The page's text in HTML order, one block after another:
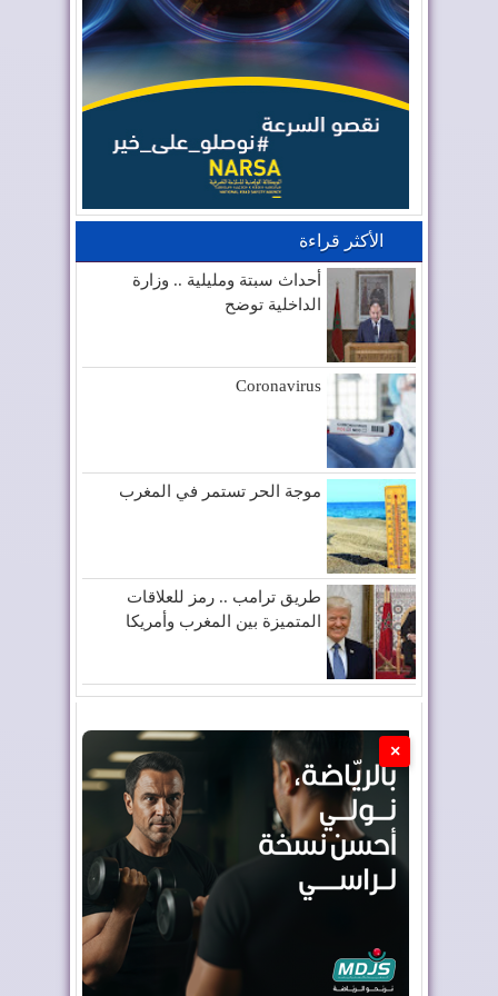
الأكثر قراءة
أحداث سبتة ومليلية .. وزارة
الداخلية توضح
Coronavirus
موجة الحر تستمر في المغرب
طريق ترامب .. رمز للعلاقات
المتميزة بين المغرب وأمريكا
×